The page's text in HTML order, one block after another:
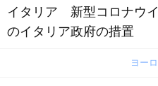
イタリア 新型コロナウ
のイタリア政府の措置
ヨー